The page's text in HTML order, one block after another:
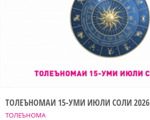
ТОЛЕЪНОМА
ТОЛЕЪНОМАИ 15-УМИ ИЮЛИ СОЛИ 2026